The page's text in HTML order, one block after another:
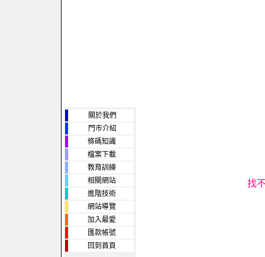
關於我們
門市介紹
條碼知識
檔案下載
教育訓練
相關網站
進階技術
網站導覽
加入最愛
匯款帳號
回到首頁
找